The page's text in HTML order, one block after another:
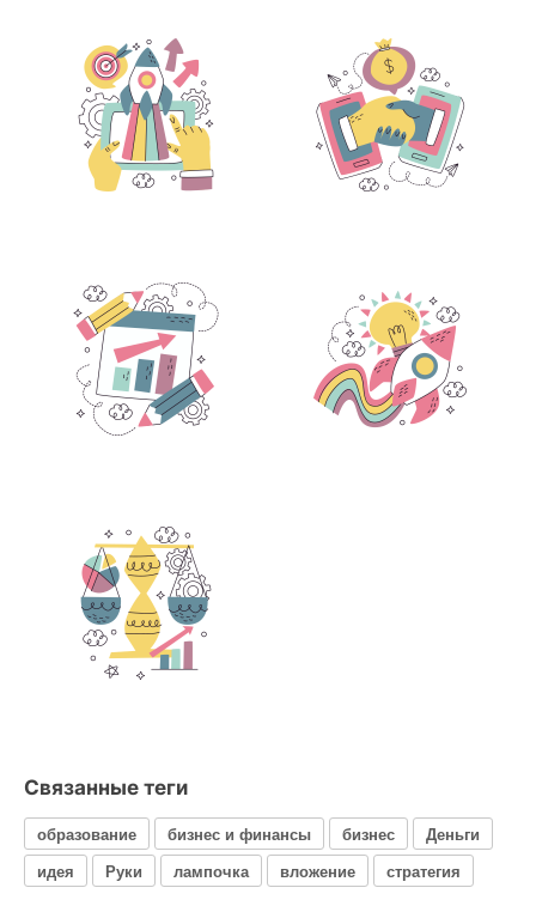
Связанные теги
образование бизнес и финансы бизнес
Деньги
идея
Руки лампочка вложение стратегия